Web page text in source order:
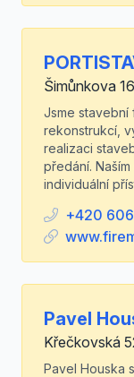
Šimůnkova
Jsme stavební
rekonstrukcí,
realizaci
předání.
individuální
+420
Pavel
Křečkovská
Pavel Houska